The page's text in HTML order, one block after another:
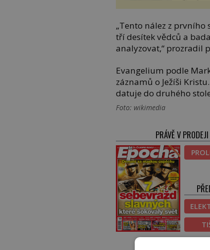
„Tento nález z prvního
tří desítek vědců a
analyzovat,“ prozradil
Evangelium podle
záznamů o Ježíši
datuje do druhého
Foto: wikimedia
PRÁVĚ V PRODEJI